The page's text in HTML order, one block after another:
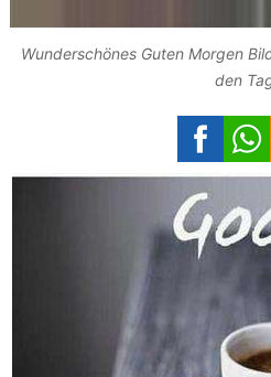
Wunderschönes Guten Morgen
den